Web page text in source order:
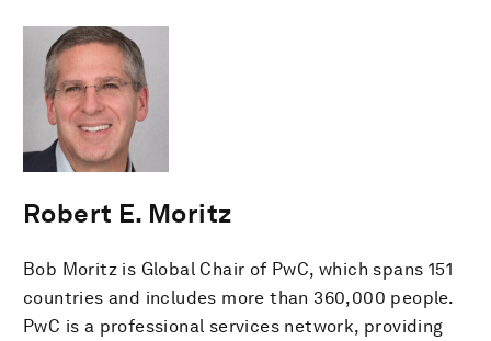
Robert E. Moritz
Bob Moritz is Global Chair of PwC, which spans 151
countries and includes more than 360,000 people.
PwC is a professional services network, providing